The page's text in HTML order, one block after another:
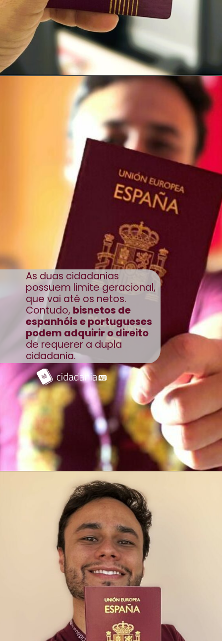
As duas cidadanias
possuem limite geracional,
que vai até os netos.
Contudo, bisnetos de
espanhóis e portugueses
podem adquirir o direito
de requerer a dupla
cidadania.